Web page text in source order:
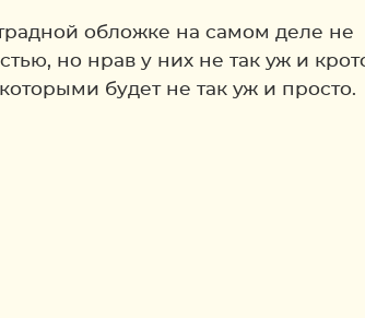
обложке на самом деле не
но нрав у них не так уж и
будет не так уж и просто.